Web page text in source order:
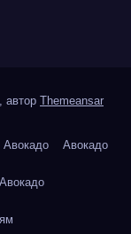
автор Themeansar
Авокадо Авокадо
Авокадо